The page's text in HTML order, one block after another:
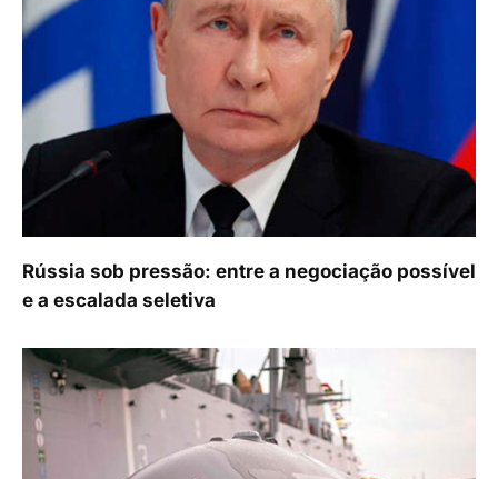
Rússia sob pressão: entre a negociação possível
e a escalada seletiva